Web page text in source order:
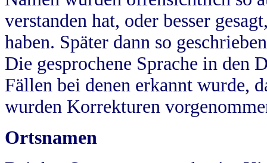
verstanden hat, oder besser
haben. Später dann so
Die gesprochene Sprache in
Fällen bei denen erkannt wurde,
wurden Korrekturen
Ortsnamen